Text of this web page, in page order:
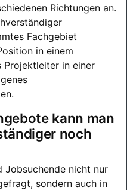
Richtungen an.
Fachgebiet
in einem
Projektleiter in einer
kann man
noch
Jobsuchende nicht nur
sondern auch in